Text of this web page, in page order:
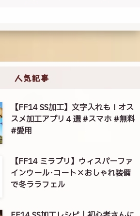
人気記事
【FF14 SS加工】文字入れも！オス
スメ加工アプリ４選 #スマホ #無料
#愛用
【FF14 ミラプリ】ウィスパーファ
インウール･コート×おしゃれ装備
で冬ララフェル